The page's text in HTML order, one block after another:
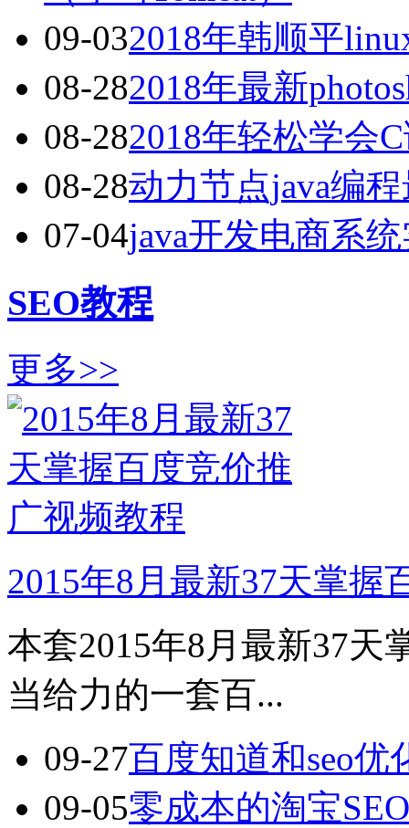
09-032018年韩顺平
08-282018年最新
08-282018年轻松学会
08-28动力节点java编
07-04java开发电商系
SEO教程
更多>>
2015年8月最新37天掌握
本套2015年8月最新37天
当给力的一套百...
09-27百度知道和seo优
09-05零成本的淘宝